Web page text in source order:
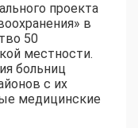
проекта
в
50
местности.
больниц
с их
медицинские